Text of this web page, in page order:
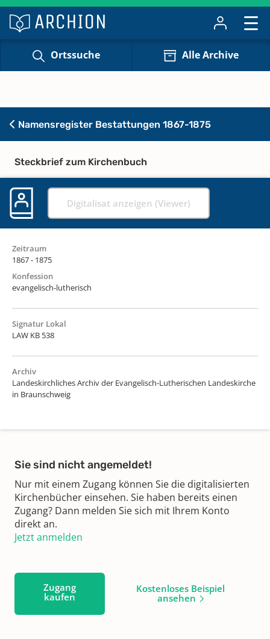
Ortssuche Alle Archive
Namensregister Bestattungen 1867-1875
Steckbrief zum Kirchenbuch
Digitalisat anzeigen (Viewer)
Zeitraum
1867 - 1875
Konfession
evangelisch-lutherisch
Signatur Lokal
LAW KB 538
Archiv
Landeskirchliches Archiv der Evangelisch-Lutherischen Landeskirche
in Braunschweig
Sie sind nicht angemeldet!
Nur mit einem Zugang können Sie die digitalisierten
Kirchenbücher einsehen. Sie haben bereits einen
Zugang? Dann melden Sie sich mit Ihrem Konto
direkt an.
Jetzt anmelden
Zugang
kaufen
Kostenloses Beispiel
ansehen